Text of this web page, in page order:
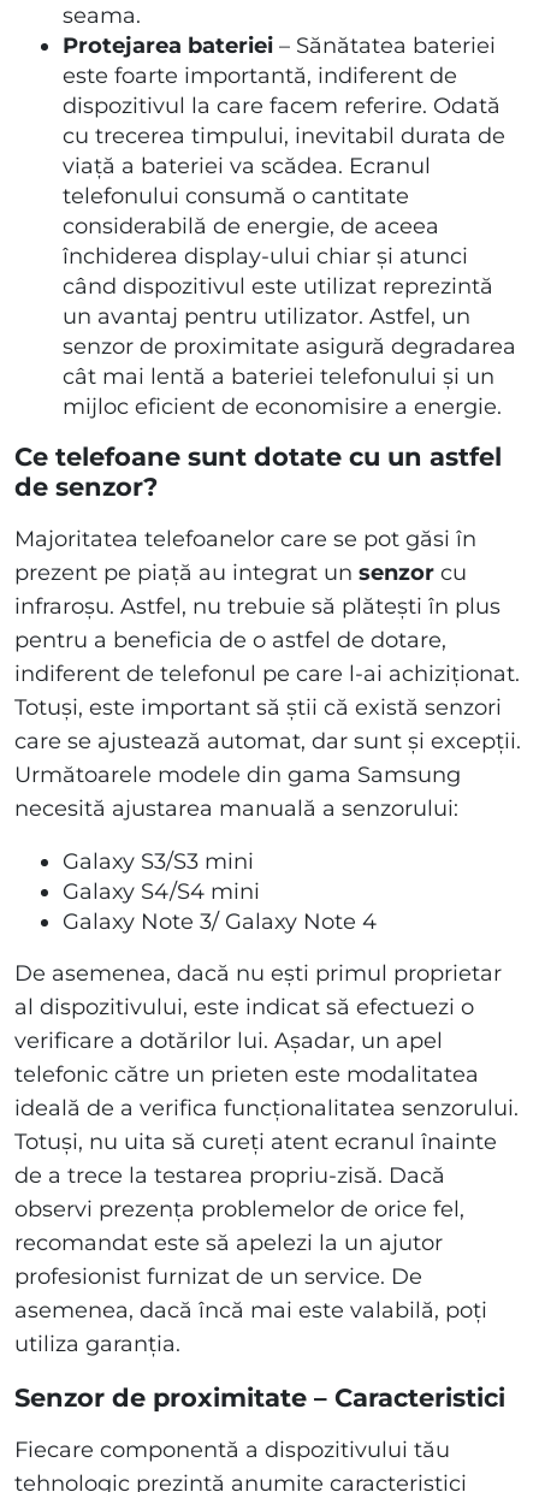
seama.
Protejarea bateriei – Sănătatea bateriei
este foarte importantă, indiferent de
dispozitivul la care facem referire. Odată
cu trecerea timpului, inevitabil durata de
viață a bateriei va scădea. Ecranul
telefonului consumă o cantitate
considerabilă de energie, de aceea
închiderea display-ului chiar și atunci
când dispozitivul este utilizat reprezintă
un avantaj pentru utilizator. Astfel, un
senzor de proximitate asigură degradarea
cât mai lentă a bateriei telefonului și un
mijloc eficient de economisire a energie.
Ce telefoane sunt dotate cu un astfel
de senzor?
Majoritatea telefoanelor care se pot găsi în
prezent pe piață au integrat un senzor cu
infraroșu. Astfel, nu trebuie să plătești în plus
pentru a beneficia de o astfel de dotare,
indiferent de telefonul pe care l-ai achiziționat.
Totuși, este important să știi că există senzori
care se ajustează automat, dar sunt și excepții.
Următoarele modele din gama Samsung
necesită ajustarea manuală a senzorului:
Galaxy S3/S3 mini
Galaxy S4/S4 mini
Galaxy Note 3/ Galaxy Note 4
De asemenea, dacă nu ești primul proprietar
al dispozitivului, este indicat să efectuezi o
verificare a dotărilor lui. Așadar, un apel
telefonic către un prieten este modalitatea
ideală de a verifica funcționalitatea senzorului.
Totuși, nu uita să cureți atent ecranul înainte
de a trece la testarea propriu-zisă. Dacă
observi prezența problemelor de orice fel,
recomandat este să apelezi la un ajutor
profesionist furnizat de un service. De
asemenea, dacă încă mai este valabilă, poți
utiliza garanția.
Senzor de proximitate – Caracteristici
Fiecare componentă a dispozitivului tău
tehnologic prezintă anumite caracteristici